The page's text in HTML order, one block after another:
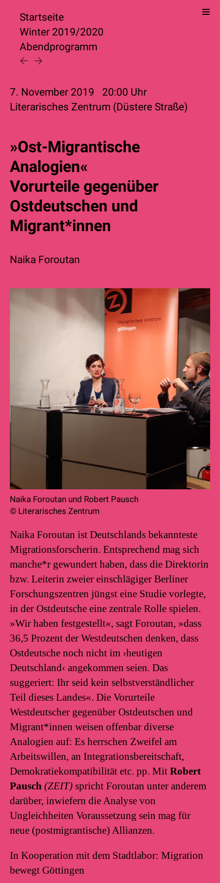
Startseite
Winter 2019/2020
Abendprogramm
7. November 2019 20:00 Uhr
Literarisches Zentrum (Düstere Straße)
»Ost-Migrantische
Analogien«
Vorurteile gegenüber
Ostdeutschen und
Migrant*innen
Naika Foroutan
Naika Foroutan und Robert Pausch
© Literarisches Zentrum
Naika Foroutan ist Deutschlands bekannteste
Migrationsforscherin. Entsprechend mag sich
manche*r gewundert haben, dass die Direktorin
bzw. Leiterin zweier einschlägiger Berliner
Forschungszentren jüngst eine Studie vorlegte,
in der Ostdeutsche eine zentrale Rolle spielen.
»Wir haben festgestellt«, sagt Foroutan, »dass
36,5 Prozent der Westdeutschen denken, dass
Ostdeutsche noch nicht im ›heutigen
Deutschland‹ angekommen seien. Das
suggeriert: Ihr seid kein selbstverständlicher
Teil dieses Landes«. Die Vorurteile
Westdeutscher gegenüber Ostdeutschen und
Migrant*innen weisen offenbar diverse
Analogien auf: Es herrschen Zweifel am
Arbeitswillen, an Integrationsbereitschaft,
Demokratiekompatibilität etc. pp. Mit Robert
Pausch (ZEIT) spricht Foroutan unter anderem
darüber, inwiefern die Analyse von
Ungleichheiten Voraussetzung sein mag für
neue (postmigrantische) Allianzen.
In Kooperation mit dem Stadtlabor: Migration
bewegt Göttingen